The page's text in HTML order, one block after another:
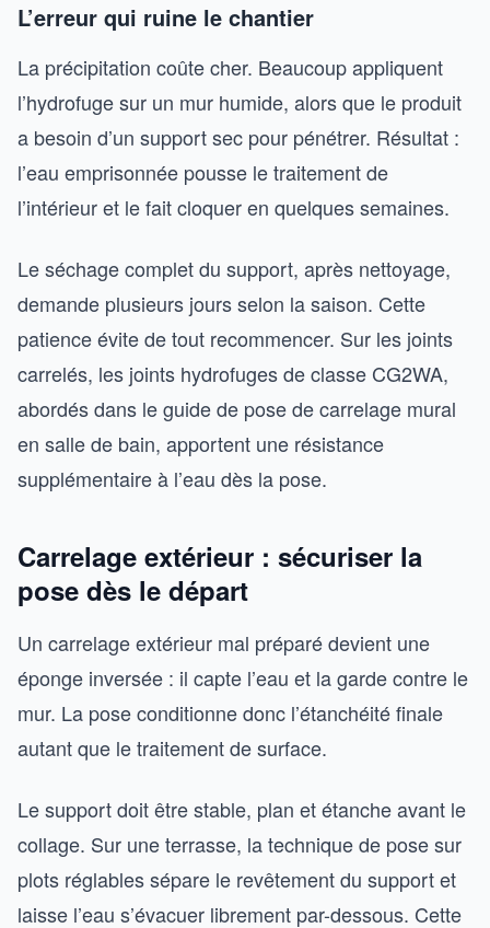
L’erreur qui ruine le chantier
La précipitation coûte cher. Beaucoup appliquent
l’hydrofuge sur un mur humide, alors que le produit
a besoin d’un support sec pour pénétrer. Résultat :
l’eau emprisonnée pousse le traitement de
l’intérieur et le fait cloquer en quelques semaines.
Le séchage complet du support, après nettoyage,
demande plusieurs jours selon la saison. Cette
patience évite de tout recommencer. Sur les joints
carrelés, les joints hydrofuges de classe CG2WA,
abordés dans le guide de pose de carrelage mural
en salle de bain, apportent une résistance
supplémentaire à l’eau dès la pose.
Carrelage extérieur : sécuriser la
pose dès le départ
Un carrelage extérieur mal préparé devient une
éponge inversée : il capte l’eau et la garde contre le
mur. La pose conditionne donc l’étanchéité finale
autant que le traitement de surface.
Le support doit être stable, plan et étanche avant le
collage. Sur une terrasse, la technique de pose sur
plots réglables sépare le revêtement du support et
laisse l’eau s’évacuer librement par-dessous. Cette